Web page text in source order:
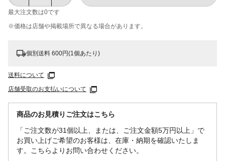
最大注文数は0です
※価格は​店舗や​掲載場所で​異なる​場合が​あります。
個別送料 600円(1個あたり)
送料について
店舗受取のお支払いについて
商品のお見積りご注文はこちら
「ご注文数が31個以上、または、ご注文金額5万円以上」で
お買い上げご希望のお客様は、在庫・納期を確認いたしま
す。こちらよりお問い合わせください。